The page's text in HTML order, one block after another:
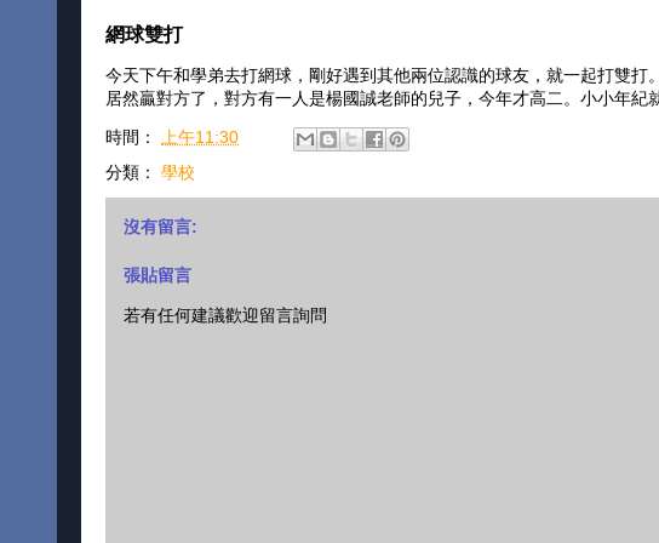
網球雙打
今天下午和學弟去打網球，剛好遇到其他兩位認識的球友，就一起打雙
居然贏對方了，對方有一人是楊國誠老師的兒子，今年才高二。小小年紀
時間： 上午11:30
分類： 學校
沒有留言:
張貼留言
若有任何建議歡迎留言詢問